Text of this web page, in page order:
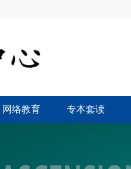
网络教育 专本套读